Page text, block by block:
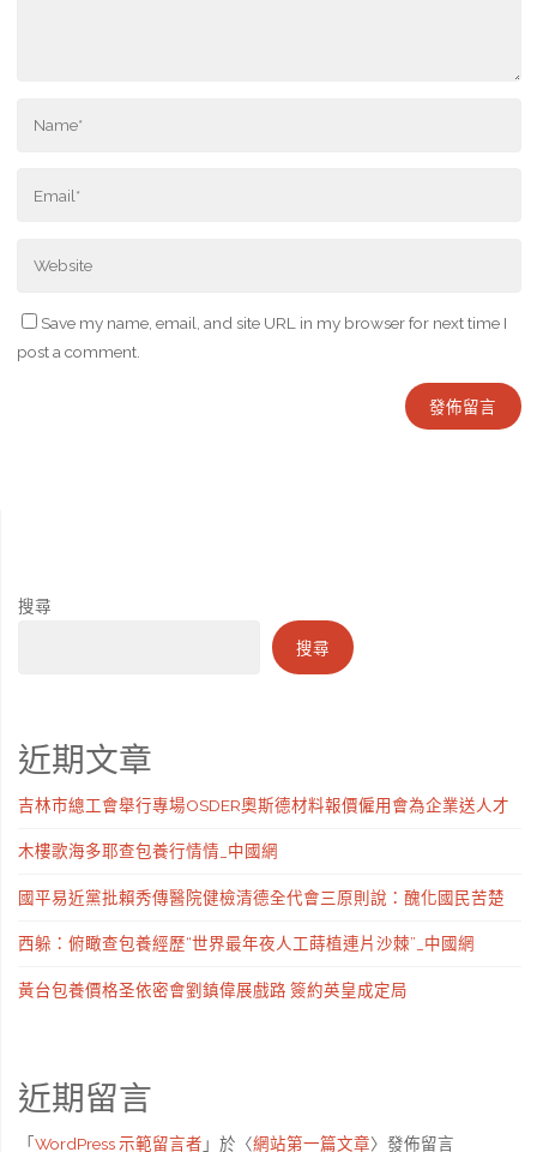
Save my name, email, and site URL in my browser for next time I
post a comment.
搜尋
搜尋
近期文章
吉林市總工會舉行專場OSDER奧斯德材料報價僱用會為企業送人才
木樓歌海多耶查包養行情情_中國網
國平易近黨批賴秀傳醫院健檢清德全代會三原則說：醜化國民苦楚
西躲：俯瞰查包養經歷“世界最年夜人工蒔植連片沙棘”_中國網
黃台包養價格圣依密會劉鎮偉展戲路 簽約英皇成定局
近期留言
「 WordPress 示範留言者 」於〈網站第一篇文章〉發佈留言